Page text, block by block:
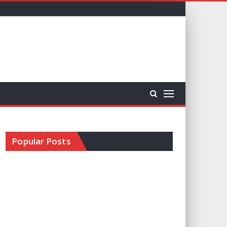
Popular Posts